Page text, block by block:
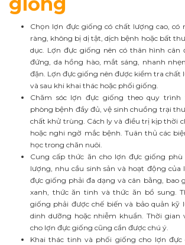
Chọn lợn đực giống có chất lượng cao, có
ràng, không bị dị tật, dịch bệnh hoặc bất
dục. Lợn đực giống nên có thân hình cân
đứng, da hồng hào, mắt sáng, nhanh
đặn. Lợn đực giống nên được kiểm tra chất
và sau khi khai thác hoặc phối giống.
Chăm sóc lợn đực giống theo quy trình
phòng bệnh đầy đủ, vệ sinh chuồng trại
chất khử trùng. Cách ly và điều trị kịp thời
hoặc nghi ngờ mắc bệnh. Tuân thủ các
học trong chăn nuôi.
Cung cấp thức ăn cho lợn đực giống
lượng, nhu cầu sinh sản và hoạt động của
đực giống phải đa dạng và cân bằng, bao
xanh, thức ăn tinh và thức ăn bổ sung.
giống phải được chế biến và bảo quản kỹ
dinh dưỡng hoặc nhiễm khuẩn. Thời gian
cho lợn đực giống cũng cần được chú ý.
Khai thác tinh và phối giống cho lợn